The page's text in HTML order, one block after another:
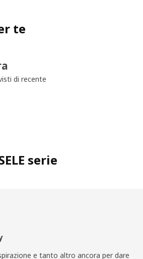
te
di recente
serie
e tanto altro ancora per dare